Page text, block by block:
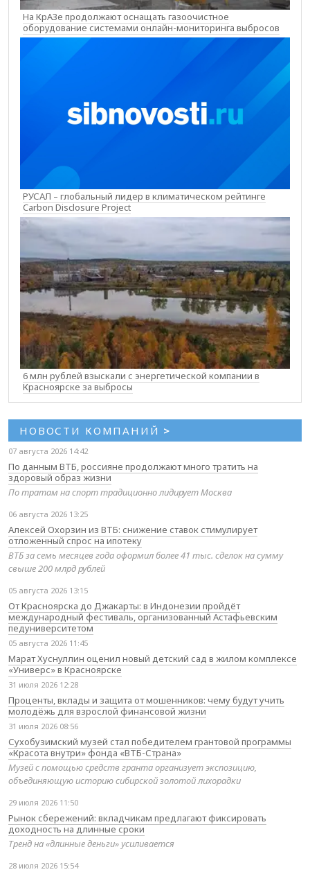
На КрАЗе продолжают оснащать газоочистное
оборудование системами онлайн-мониторинга выбросов
РУСАЛ – глобальный лидер в климатическом рейтинге
Carbon Disclosure Project
6 млн рублей взыскали с энергетической компании в
Красноярске за выбросы
НОВОСТИ КОМПАНИЙ >
07 августа 2026 14:42
По данным ВТБ, россияне продолжают много тратить на
здоровый образ жизни
По тратам на спорт традиционно лидирует Москва
06 августа 2026 13:25
Алексей Охорзин из ВТБ: снижение ставок стимулирует
отложенный спрос на ипотеку
ВТБ за семь месяцев года оформил более 41 тыс. сделок на сумму
свыше 200 млрд рублей
05 августа 2026 13:15
От Красноярска до Джакарты: в Индонезии пройдёт
международный фестиваль, организованный Астафьевским
педуниверситетом
05 августа 2026 11:45
Марат Хуснуллин оценил новый детский сад в жилом комплексе
«Универс» в Красноярске
31 июля 2026 12:28
Проценты, вклады и защита от мошенников: чему будут учить
молодёжь для взрослой финансовой жизни
31 июля 2026 08:56
Сухобузимский музей стал победителем грантовой программы
«Красота внутри» фонда «ВТБ-Страна»
Музей с помощью средств гранта организует экспозицию,
объединяющую историю сибирской золотой лихорадки
29 июля 2026 11:50
Рынок сбережений: вкладчикам предлагают фиксировать
доходность на длинные сроки
Тренд на «длинные деньги» усиливается
28 июля 2026 15:54